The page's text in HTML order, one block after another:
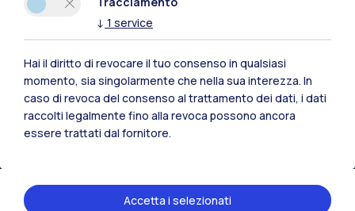
Milano Leonardo
↓ 1 service
Hai il diritto di revocare il tuo consenso in qualsiasi
momento, sia singolarmente che nella sua interezza. In
caso di revoca del consenso al trattamento dei dati, i dati
raccolti legalmente fino alla revoca possono ancora
essere trattati dal fornitore.
Accetta i selezionati